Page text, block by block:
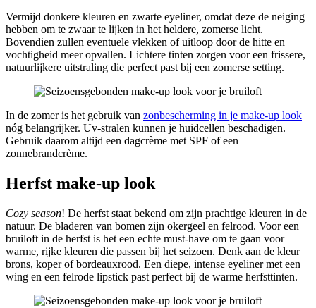
Vermijd donkere kleuren en zwarte eyeliner, omdat deze de neiging
hebben om te zwaar te lijken in het heldere, zomerse licht.
Bovendien zullen eventuele vlekken of uitloop door de hitte en
vochtigheid meer opvallen. Lichtere tinten zorgen voor een frissere,
natuurlijkere uitstraling die perfect past bij een zomerse setting.
In de zomer is het gebruik van zonbescherming in je make-up look
nóg belangrijker. Uv-stralen kunnen je huidcellen beschadigen.
Gebruik daarom altijd een dagcrème met SPF of een
zonnebrandcrème.
Herfst make-up look
Cozy season! De herfst staat bekend om zijn prachtige kleuren in de
natuur. De bladeren van bomen zijn okergeel en felrood. Voor een
bruiloft in de herfst is het een echte must-have om te gaan voor
warme, rijke kleuren die passen bij het seizoen. Denk aan de kleur
brons, koper of bordeauxrood. Een diepe, intense eyeliner met een
wing en een felrode lipstick past perfect bij de warme herfsttinten.